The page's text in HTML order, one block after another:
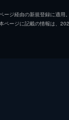
ナル
ジ経由の新規登録に適用
ページに記載の情報は、